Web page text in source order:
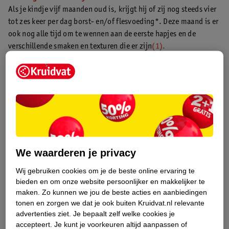
Als je kindje vijf maanden oud is, krijgt hij of zij nog steeds vier
tot zes keer per dag borst- en/of flesvoeding*. Deze maand is er
ook nog alle tijd om te wennen aan de eerste hapjes en de
verschillende smaken en texturen die er zijn(1).
Voedingsschema baby: 6 maanden oud
belangrijkere rol naast borst- en/of opvolgmelk*. Je bouwt dit
stap voor stap op. Blijf verschillende smaken en structuren
aanbieden zodat je kindje leert eten en kauwen. Geef daarnaast
regelmatig water uit een beker
Leestip:lees meer over het afbouwen van borstvoeding na 6
maanden.
Voedingsschema baby: 7 maanden oud
Je baby wil steeds minder borstvoeding en/of opvolgmelk* en
de hapjes worden al echte maaltijden. Je kan je kindje meer dan
We waarderen je privacy
Wij gebruiken cookies om je de beste online ervaring te
bieden en om onze website persoonlijker en makkelijker te
maken. Zo kunnen we jou de beste acties en aanbiedingen
tonen en zorgen we dat je ook buiten Kruidvat.nl relevante
advertenties ziet. Je bepaalt zelf welke cookies je
accepteert. Je kunt je voorkeuren altijd aanpassen of